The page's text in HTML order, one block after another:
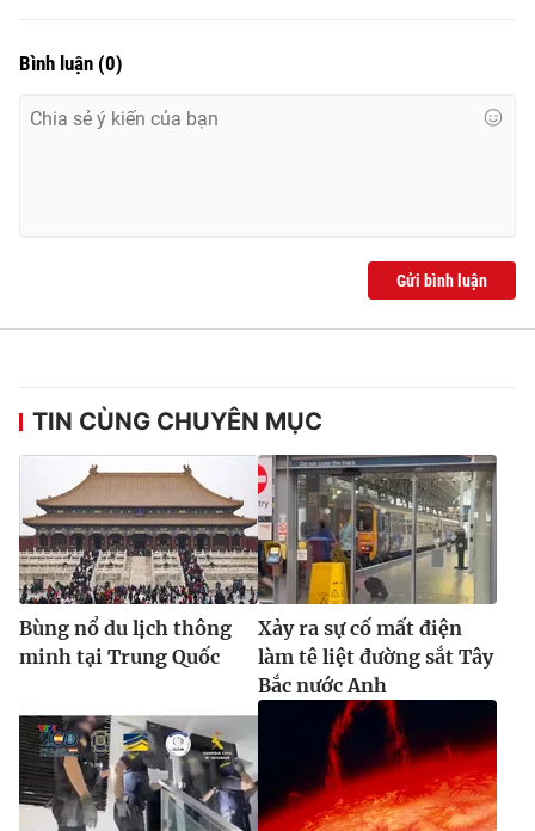
Bình luận (0)
Gửi bình luận
TIN CÙNG CHUYÊN MỤC
Bùng nổ du lịch thông
minh tại Trung Quốc
Xảy ra sự cố mất điện
làm tê liệt đường sắt Tây
Bắc nước Anh